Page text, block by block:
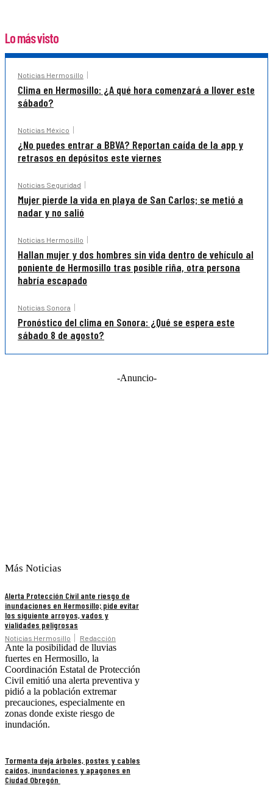
Lo más visto
Noticias Hermosillo
Clima en Hermosillo: ¿A qué hora comenzará a llover este
sábado?
Noticias México
¿No puedes entrar a BBVA? Reportan caída de la app y
retrasos en depósitos este viernes
Noticias Seguridad
Mujer pierde la vida en playa de San Carlos; se metió a
nadar y no salió
Noticias Hermosillo
Hallan mujer y dos hombres sin vida dentro de vehículo al
poniente de Hermosillo tras posible riña, otra persona
habría escapado
Noticias Sonora
Pronóstico del clima en Sonora: ¿Qué se espera este
sábado 8 de agosto?
-Anuncio-
Más Noticias
Alerta Protección Civil ante riesgo de
inundaciones en Hermosillo; pide evitar
los siguiente arroyos, vados y
vialidades peligrosas
Noticias Hermosillo Redacción
Ante la posibilidad de lluvias
fuertes en Hermosillo, la
Coordinación Estatal de Protección
Civil emitió una alerta preventiva y
pidió a la población extremar
precauciones, especialmente en
zonas donde existe riesgo de
inundación.
Tormenta deja árboles, postes y cables
caídos, inundaciones y apagones en
Ciudad Obregón